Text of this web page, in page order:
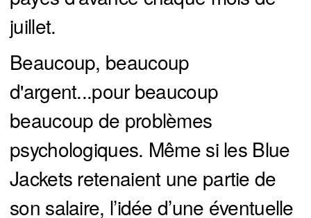
juillet.
Beaucoup, beaucoup
d'argent...pour beaucoup
beaucoup de problèmes
psychologiques. Même si les Blue
Jackets retenaient une partie de
son salaire, l’idée d’une éventuelle